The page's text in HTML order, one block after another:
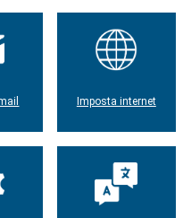
Imposta internet